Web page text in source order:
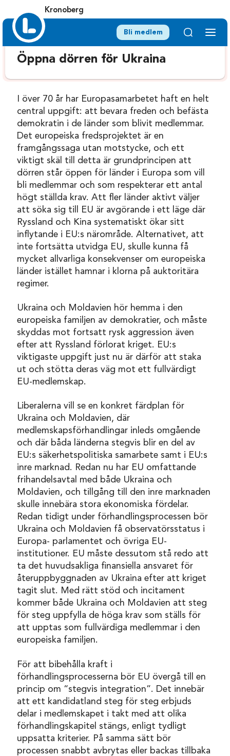
Kronoberg
Bli medlem
Öppna dörren för Ukraina
I över 70 år har Europasamarbetet haft en helt
central uppgift: att bevara freden och befästa
demokratin i de länder som blivit medlemmar.
Det europeiska fredsprojektet är en
framgångssaga utan motstycke, och ett
viktigt skäl till detta är grundprincipen att
dörren står öppen för länder i Europa som vill
bli medlemmar och som respekterar ett antal
högt ställda krav. Att fler länder aktivt väljer
att söka sig till EU är avgörande i ett läge där
Ryssland och Kina systematiskt ökar sitt
inflytande i EU:s närområde. Alternativet, att
inte fortsätta utvidga EU, skulle kunna få
mycket allvarliga konsekvenser om europeiska
länder istället hamnar i klorna på auktoritära
regimer.
Ukraina och Moldavien hör hemma i den
europeiska familjen av demokratier, och måste
skyddas mot fortsatt rysk aggression även
efter att Ryssland förlorat kriget. EU:s
viktigaste uppgift just nu är därför att staka
ut och stötta deras väg mot ett fullvärdigt
EU-medlemskap.
Liberalerna vill se en konkret färdplan för
Ukraina och Moldavien, där
medlemskapsförhandlingar inleds omgående
och där båda länderna stegvis blir en del av
EU:s säkerhetspolitiska samarbete samt i EU:s
inre marknad. Redan nu har EU omfattande
frihandelsavtal med både Ukraina och
Moldavien, och tillgång till den inre marknaden
skulle innebära stora ekonomiska fördelar.
Redan tidigt under förhandlingsprocessen bör
Ukraina och Moldavien få observatörsstatus i
Europa- parlamentet och övriga EU-
institutioner. EU måste dessutom stå redo att
ta det huvudsakliga finansiella ansvaret för
återuppbyggnaden av Ukraina efter att kriget
tagit slut. Med rätt stöd och incitament
kommer både Ukraina och Moldavien att steg
för steg uppfylla de höga krav som ställs för
att upptas som fullvärdiga medlemmar i den
europeiska familjen.
För att bibehålla kraft i
förhandlingsprocesserna bör EU övergå till en
princip om “stegvis integration”. Det innebär
att ett kandidatland steg för steg erbjuds
delar i medlemskapet i takt med att olika
förhandlingskapitel stängs, enligt tydligt
uppsatta kriterier. På samma sätt bör
processen snabbt avbrytas eller backas tillbaka